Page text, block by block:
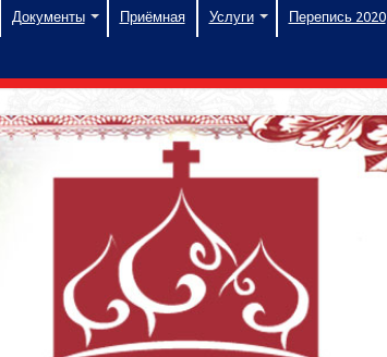
Документы Приёмная Услуги Перепись 2020